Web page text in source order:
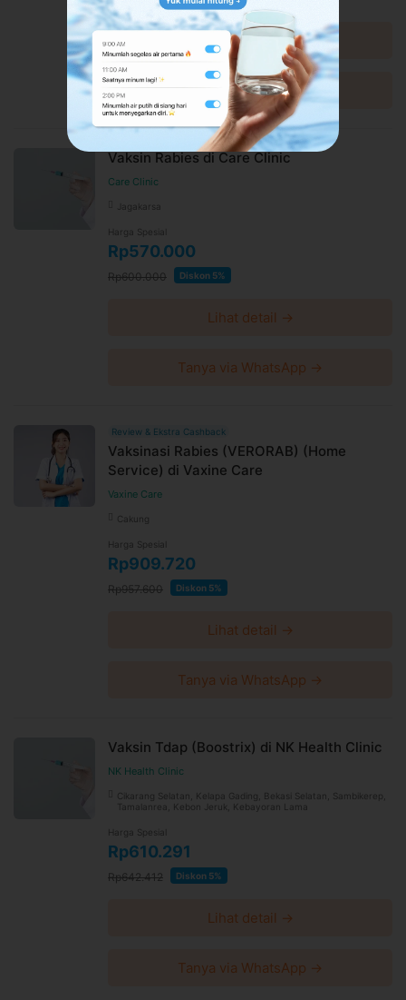
risiko peradangan pada selaput otak atau sumsum tulang
belakang.
Fungsi vaksin meningitis
Mencegah penyakit meningitis
Bagaimana vaksin meningitis dilakukan?
Diberikan secara intramuskular (lewat otot)
Informasi Lokasi Klinik Mega Kartika
Klinik Mega Kartika - Cimanggis
Depok, Jawa Barat 16454
Link Google Map:
E-voucher booking klinik berlaku selama 60 hari setelah
24 jam sebelum waktu treatment selama jadwal dokter
tersedia
Untuk lebih lengkapnya, Anda dapat membaca syarat
dan kebijakandi halaman ini
setelah waktu perubahan
Harga paket sudah termasuk biaya administrasi, convenience
fee, biaya pemeliharaan platform.
Lihat detail →
Tanya via WhatsApp →
Vaksin Rabies di Care Clinic
Care Clinic
Jagakarsa
Harga Spesial
Rp570.000
Rp600.000 Diskon 5%
Lihat detail →
Tanya via WhatsApp →
Review & Ekstra Cashback
Vaksinasi Rabies (VERORAB) (Home
Service) di Vaxine Care
Vaxine Care
Cakung
Harga Spesial
Rp909.720
Rp957.600 Diskon 5%
Lihat detail →
Tanya via WhatsApp →
Vaksin Tdap (Boostrix) di NK Health Clinic
NK Health Clinic
Cikarang Selatan, Kelapa Gading, Bekasi Selatan, Sambikerep,
Tamalanrea, Kebon Jeruk, Kebayoran Lama
Harga Spesial
Rp610.291
Rp642.412 Diskon 5%
Lihat detail →
Tanya via WhatsApp →